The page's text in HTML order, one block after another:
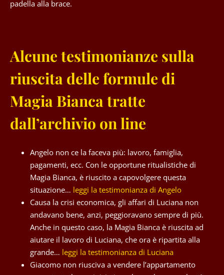
padella alla brace.
Alcune testimonianze sulla
riuscita delle formule di
Magia Bianca tratte
dall’archivio on line
Angelo non ce la faceva più: lavoro, famiglia,
pagamenti, ecc. Con le opportune ritualistiche di
Magia Bianca, è riuscito a capovolgere questa
situazione… leggi la testimonianza di Angelo
Causa la crisi economica, gli affari di Luciana non
andavano bene, anzi, peggioravano sempre di più.
Anche in questo caso, la Magia Bianca è riuscita ad
aiutare il lavoro di Luciana, che ora è ripartita alla
grande… leggi la testimonianza di Luciana
Giacomo non riusciva a vendere l’appartamento